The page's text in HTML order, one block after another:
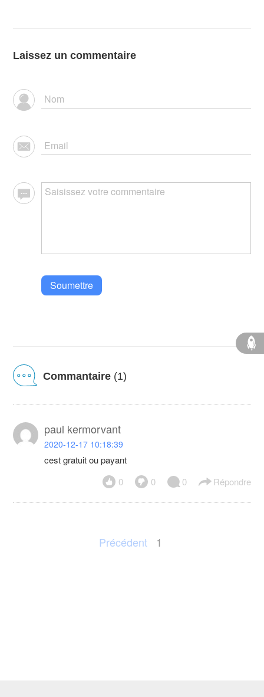
Laissez un commentaire
Soumettre
Commantaire (1)
paul kermorvant
2020-12-17 10:18:39
cest gratuit ou payant
0
0 0 Répondre
Précédent 1